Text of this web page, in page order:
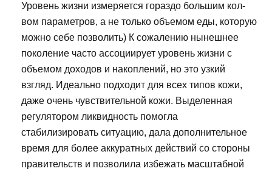
Уровень жизни измеряется гораздо большим кол-
вом параметров, а не только объемом еды, которую
можно себе позволить) К сожалению нынешнее
поколение часто ассоциирует уровень жизни с
объемом доходов и накоплений, но это узкий
взгляд. Идеально подходит для всех типов кожи,
даже очень чувствительной кожи. Выделенная
регулятором ликвидность помогла
стабилизировать ситуацию, дала дополнительное
время для более аккуратных действий со стороны
правительств и позволила избежать масштабной